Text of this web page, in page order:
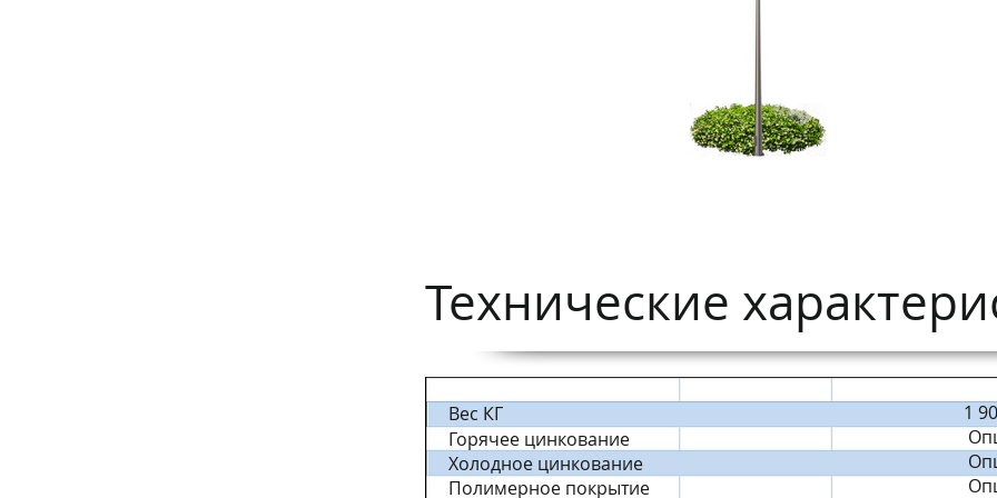
Технические
Полимерное покрытие
1
Вес КГ
Горячее цинкование
Холодное цинкование